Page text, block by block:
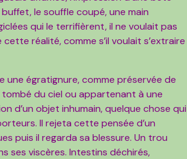
le souffle coupé, une main
qui le terrifièrent, il ne voulait pas
réalité, comme s’il voulait s’extraire
une égratignure, comme préservée de
du ciel ou appartenant à une
d’un objet inhumain, quelque chose qui
Il rejeta cette pensée d’un
puis il regarda sa blessure. Un trou
ses viscères. Intestins déchirés,